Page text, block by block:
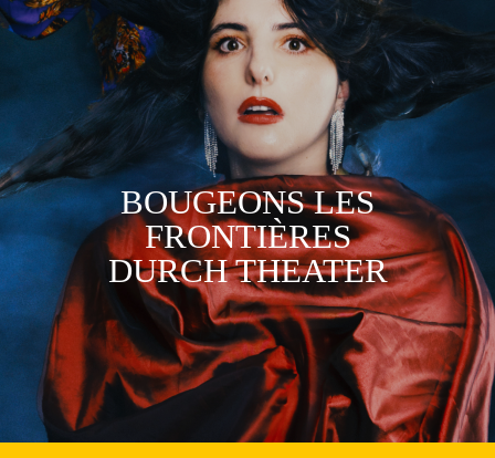
BOUGEONS LES
FRONTIÈRES
DURCH THEATER